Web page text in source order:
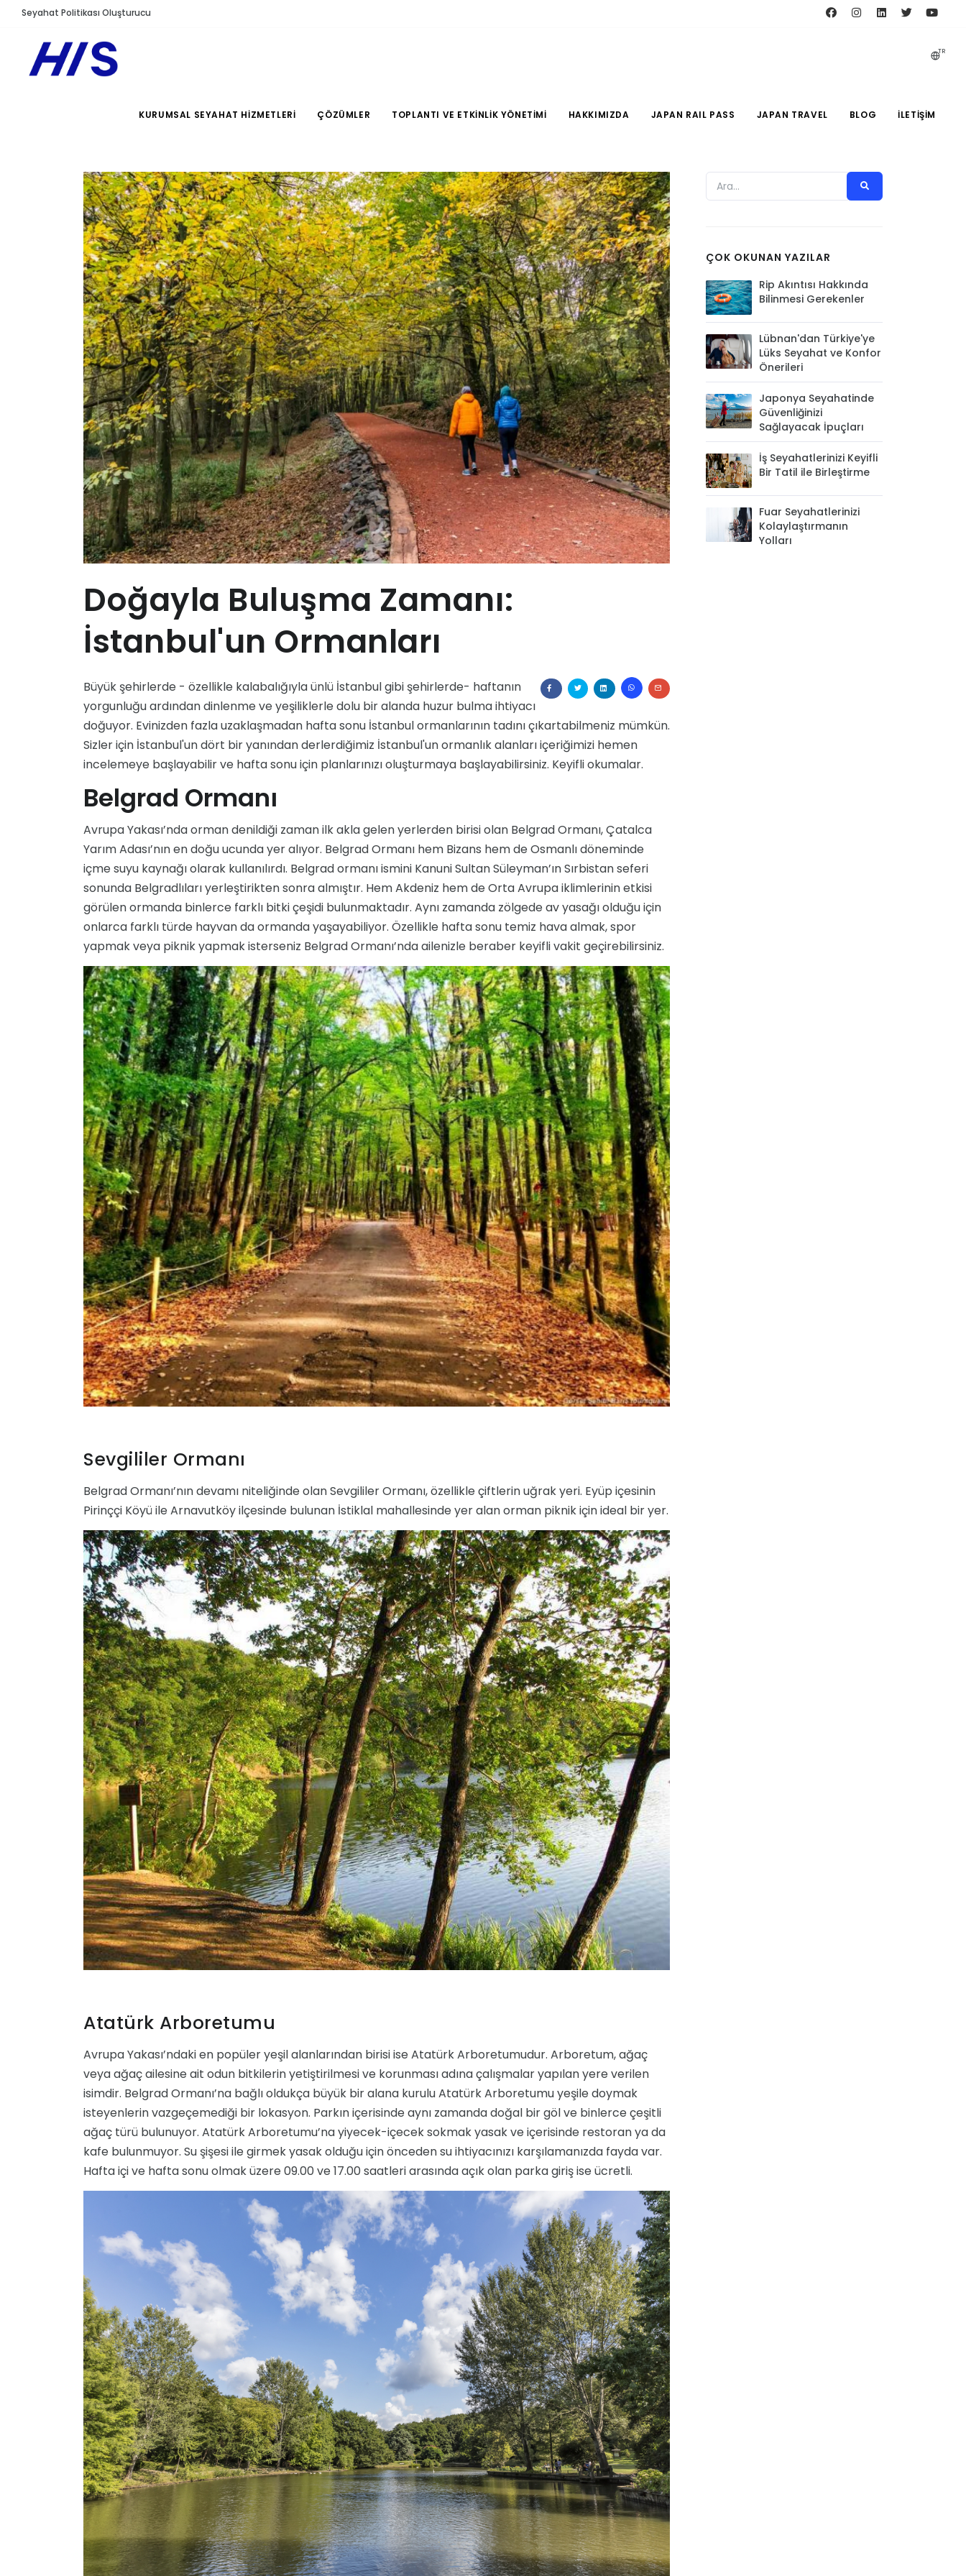
Seyahat Politikası Oluşturucu
TR
KURUMSAL SEYAHAT HIZMETLERI ÇÖZÜMLER TOPLANTI VE ETKINLIK YÖNETIMI HAKKIMIZDA JAPAN RAIL PASS JAPAN TRAVEL BLOG İLETIŞIM
Doğayla Buluşma Zamanı:
İstanbul'un Ormanları
Büyük şehirlerde - özellikle kalabalığıyla ünlü İstanbul gibi şehirlerde- haftanın
yorgunluğu ardından dinlenme ve yeşiliklerle dolu bir alanda huzur bulma ihtiyacı
doğuyor. Evinizden fazla uzaklaşmadan hafta sonu İstanbul ormanlarının tadını çıkartabilmeniz mümkün.
Sizler için İstanbul'un dört bir yanından derlerdiğimiz İstanbul'un ormanlık alanları içeriğimizi hemen
incelemeye başlayabilir ve hafta sonu için planlarınızı oluşturmaya başlayabilirsiniz. Keyifli okumalar.
Belgrad Ormanı
Avrupa Yakası’nda orman denildiği zaman ilk akla gelen yerlerden birisi olan Belgrad Ormanı, Çatalca
Yarım Adası’nın en doğu ucunda yer alıyor. Belgrad Ormanı hem Bizans hem de Osmanlı döneminde
içme suyu kaynağı olarak kullanılırdı. Belgrad ormanı ismini Kanuni Sultan Süleyman’ın Sırbistan seferi
sonunda Belgradlıları yerleştirikten sonra almıştır. Hem Akdeniz hem de Orta Avrupa iklimlerinin etkisi
görülen ormanda binlerce farklı bitki çeşidi bulunmaktadır. Aynı zamanda zölgede av yasağı olduğu için
onlarca farklı türde hayvan da ormanda yaşayabiliyor. Özellikle hafta sonu temiz hava almak, spor
yapmak veya piknik yapmak isterseniz Belgrad Ormanı’nda ailenizle beraber keyifli vakit geçirebilirsiniz.
Sevgililer Ormanı
Belgrad Ormanı’nın devamı niteliğinde olan Sevgililer Ormanı, özellikle çiftlerin uğrak yeri. Eyüp içesinin
Pirinççi Köyü ile Arnavutköy ilçesinde bulunan İstiklal mahallesinde yer alan orman piknik için ideal bir yer.
Atatürk Arboretumu
Avrupa Yakası’ndaki en popüler yeşil alanlarından birisi ise Atatürk Arboretumudur. Arboretum, ağaç
veya ağaç ailesine ait odun bitkilerin yetiştirilmesi ve korunması adına çalışmalar yapılan yere verilen
isimdir. Belgrad Ormanı’na bağlı oldukça büyük bir alana kurulu Atatürk Arboretumu yeşile doymak
isteyenlerin vazgeçemediği bir lokasyon. Parkın içerisinde aynı zamanda doğal bir göl ve binlerce çeşitli
ağaç türü bulunuyor. Atatürk Arboretumu’na yiyecek-içecek sokmak yasak ve içerisinde restoran ya da
kafe bulunmuyor. Su şişesi ile girmek yasak olduğu için önceden su ihtiyacınızı karşılamanızda fayda var.
Hafta içi ve hafta sonu olmak üzere 09.00 ve 17.00 saatleri arasında açık olan parka giriş ise ücretli.
ÇOK OKUNAN YAZILAR
Rip Akıntısı Hakkında
Bilinmesi Gerekenler
Lübnan'dan Türkiye'ye
Lüks Seyahat ve Konfor
Önerileri
Japonya Seyahatinde
Güvenliğinizi
Sağlayacak İpuçları
İş Seyahatlerinizi Keyifli
Bir Tatil ile Birleştirme
Fuar Seyahatlerinizi
Kolaylaştırmanın
Yolları